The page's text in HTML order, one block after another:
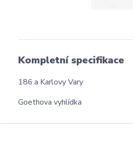
Kompletní specifikace
186.a Karlovy Vary
Goethova vyhlídka